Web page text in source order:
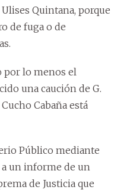
Quintana, porque
de fuga o de
por lo menos el
una caución de G.
Cucho Cabaña está
Público mediante
un informe de un
de Justicia que